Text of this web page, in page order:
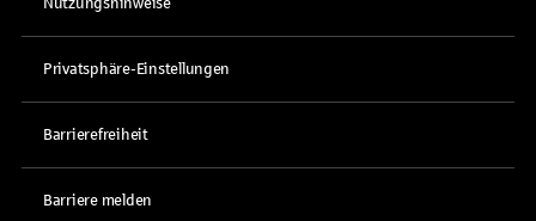
Privatsphäre-Einstellungen
Barrierefreiheit
Barriere melden